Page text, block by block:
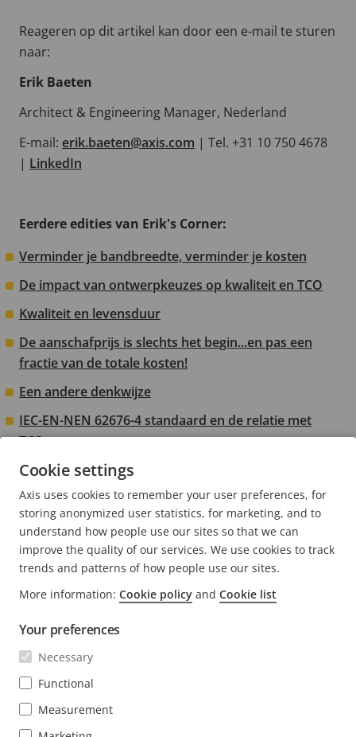
Reageren op dit artikel kan door een e-mail te sturen
naar:
Erik Baeten
Architect & Engineering Manager, Nederland
E-mail: erik.baeten@axis.com | Tel. +31 10 750 4678
| LinkedIn
Eerdere edities van Erik's Corner:
Verminder je bandbreedte, verminder je kosten
De impact van ontwerpkeuzes op kwaliteit en TCO
Kwaliteit en levensduur
De aanschafprijs is slechts het begin...en pas een
fractie van de totale kosten!
Een andere denkwijze
IEC-EN-NEN 62676-4 standaard en de relatie met
TCO
De nieuwe ontwikkelingen AI, ML en DL
Alles gaat kapot, alles!
FOOTER
CONTACT
Neem contact met ons op
Experience Center
NIEUWS EN VERHALEN
Klantverhalen
Life at Axis
Engineering at Axis
ABONNEREN
Abonneren op de nieuwsbrief
Cookie settings
Axis uses cookies to remember your user preferences, for
storing anonymized user statistics, for marketing, and to
understand how people use our sites so that we can
improve the quality of our services. We use cookies to track
trends and patterns of how people use our sites.
More information: Cookie policy and Cookie list
Your preferences
Necessary
Functional
Measurement